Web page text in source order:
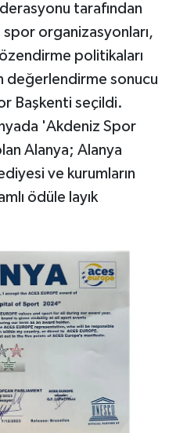
tarafından
organizasyonları,
politikaları
değerlendirme sonucu
Başkenti seçildi.
'Akdeniz Spor
Alanya; Alanya
ve kurumların
ödüle layık